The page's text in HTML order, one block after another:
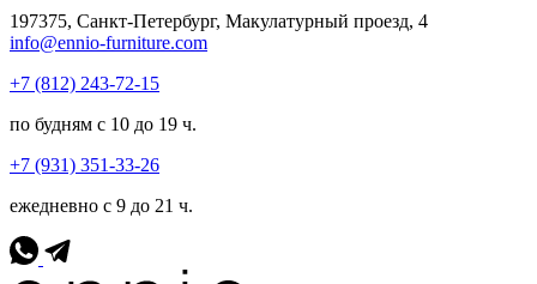
197375, Санкт-Петербург, Макулатурный проезд, 4
info@ennio-furniture.com
+7 (812) 243-72-15
по будням с 10 до 19 ч.
+7 (931) 351-33-26
ежедневно с 9 до 21 ч.